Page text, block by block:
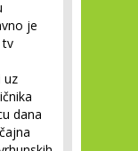
je
tv
uz
dana